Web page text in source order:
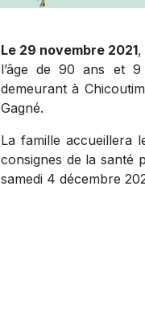
Le 29 novembre 2021,
l’âge de 90 ans et 9
demeurant à
Gagné.
La famille accueillera
consignes de la santé
samedi 4 décembre